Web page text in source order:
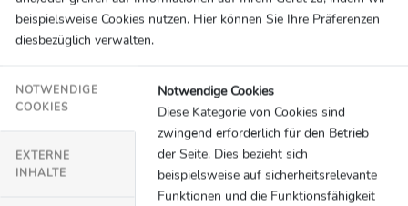
An dieser Stelle würden Inhalte von
YouTube geladen.
Einmalig erlauben
beispielsweise Cookies nutzen. Hier können Sie Ihre Präferenzen
diesbezüglich verwalten.
NOTWENDIGE
COOKIES
EXTERNE
INHALTE
Notwendige Cookies
Diese Kategorie von Cookies sind
zwingend erforderlich für den Betrieb
der Seite. Dies bezieht sich
beispielsweise auf sicherheitsrelevante
Funktionen und die Funktionsfähigkeit